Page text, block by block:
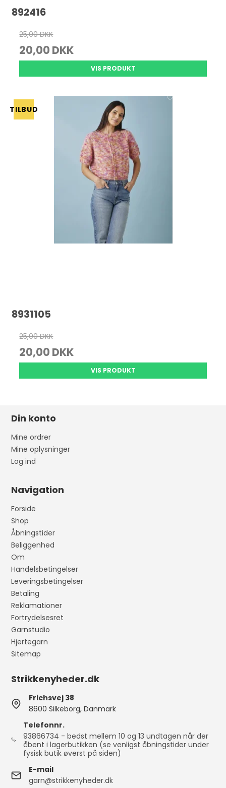
892416
25,00 DKK
20,00 DKK
VIS PRODUKT
TILBUD
8931105
25,00 DKK
20,00 DKK
VIS PRODUKT
Din konto
Mine ordrer
Mine oplysninger
Log ind
Navigation
Forside
Shop
Åbningstider
Beliggenhed
Om
Handelsbetingelser
Leveringsbetingelser
Betaling
Reklamationer
Fortrydelsesret
Garnstudio
Hjertegarn
Sitemap
Strikkenyheder.dk
Frichsvej 38
8600 Silkeborg, Danmark
Telefonnr.
93866734 - bedst mellem 10 og 13 undtagen når der
åbent i lagerbutikken (se venligst åbningstider under
fysisk butik øverst på siden)
E-mail
garn@strikkenyheder.dk